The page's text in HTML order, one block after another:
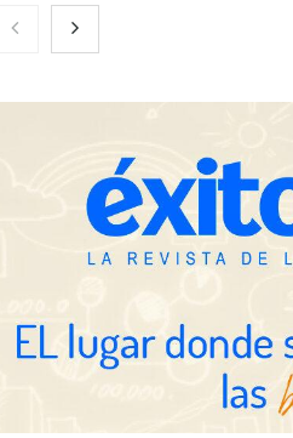
Nicols presenta seis modelos de
anillos de compromiso para el
Fundación Mapfre y CISE lanzan
el concurso ‘Talento Sénior’ para
impulsar ideas innovadoras
creadas por y para mayores de 50